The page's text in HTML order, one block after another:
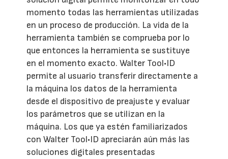
momento todas las herramientas utilizadas
en un proceso de producción. La vida de la
herramienta también se comprueba por lo
que entonces la herramienta se sustituye
en el momento exacto. Walter Tool•ID
permite al usuario transferir directamente a
la máquina los datos de la herramienta
desde el dispositivo de preajuste y evaluar
los parámetros que se utilizan en la
máquina. Los que ya estén familiarizados
con Walter Tool•ID apreciarán aún más las
soluciones digitales presentadas